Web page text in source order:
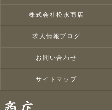
株式会社松永商店
求人情報ブログ
お問い合わせ
サイトマップ